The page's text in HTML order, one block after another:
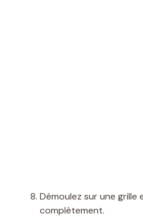
Démoulez sur une grille
complètement.